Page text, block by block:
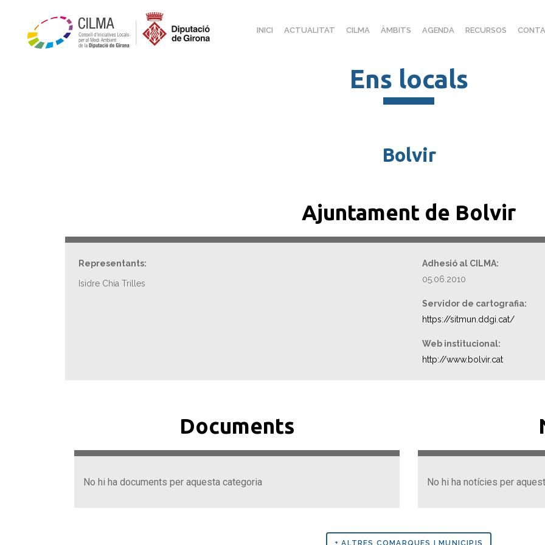
INICI ACTUALITAT CILMA ÀMBITS AGENDA RECURSOS
Ens locals
Bolvir
Ajuntament de Bolvir
Representants:
Isidre Chia Trilles
Adhesió al CILMA:
05.06.2010
Servidor de cartografia:
https://sitmun.ddgi.cat/
Web institucional:
http://www.bolvir.cat
Documents
No hi ha documents per aquesta categoria No hi ha notícies per
+ ALTRES COMARQUES I MUNICIPIS